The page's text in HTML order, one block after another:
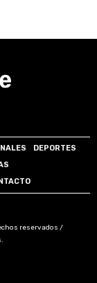
DEPORTES
reservados /